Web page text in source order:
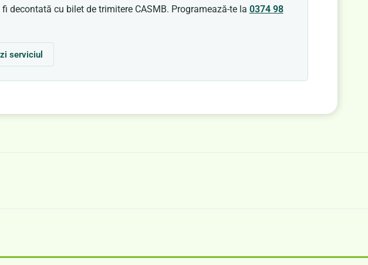
decontată cu bilet de trimitere CASMB. Programează-te la 0374 98
serviciul